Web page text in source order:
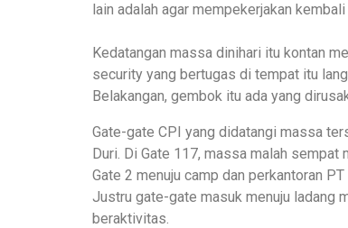
lain adalah agar mempekerjakan
Kedatangan massa dinihari itu kontan
security yang bertugas di tempat itu
Belakangan, gembok itu ada yang
Gate-gate CPI yang didatangi massa
Duri. Di Gate 117, massa malah
Gate 2 menuju camp dan perkantoran
Justru gate-gate masuk menuju ladang
beraktivitas.